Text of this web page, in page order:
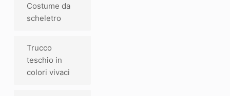
Costume da
scheletro
Trucco
teschio in
colori vivaci